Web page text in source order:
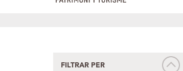
FILTRAR PER